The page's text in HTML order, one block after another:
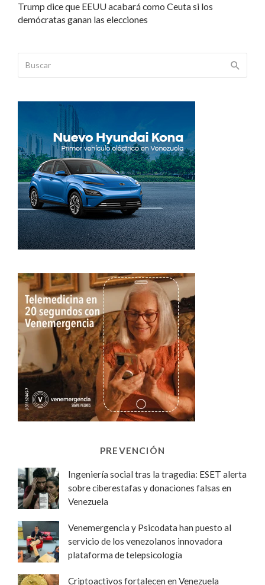
Trump dice que EEUU acabará como Ceuta si los
demócratas ganan las elecciones
PREVENCIÓN
Ingeniería social tras la tragedia: ESET alerta
sobre ciberestafas y donaciones falsas en
Venezuela
Venemergencia y Psicodata han puesto al
servicio de los venezolanos innovadora
plataforma de telepsicología
Criptoactivos fortalecen en Venezuela